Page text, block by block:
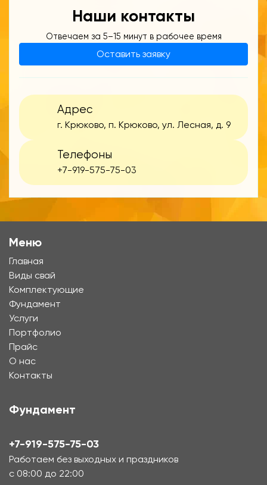
Наши контакты
Отвечаем за 5–15 минут в рабочее время
Оставить заявку
Адрес
г. Крюково, п. Крюково, ул. Лесная, д. 9
Телефоны
+7-919-575-75-03
Меню
Главная
Виды свай
Комплектующие
Фундамент
Услуги
Портфолио
Прайс
О нас
Контакты
Фундамент
+7-919-575-75-03
Работаем без выходных и праздников
с 08:00 до 22:00